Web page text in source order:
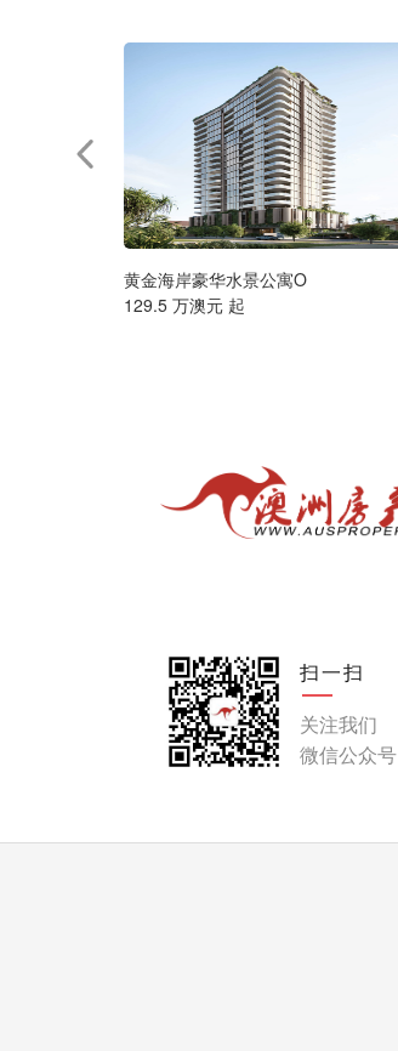
黄金海岸豪华水景公寓O
129.5 万澳元 起
扫一扫
关注我们
微信公众号